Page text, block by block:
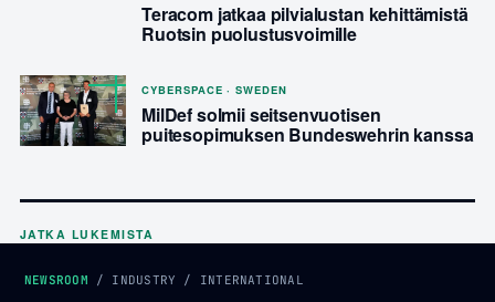
Teracom jatkaa pilvialustan kehittämistä
Ruotsin puolustusvoimille
CYBERSPACE · SWEDEN
MilDef solmii seitsenvuotisen
puitesopimuksen Bundeswehrin kanssa
JATKA LUKEMISTA
NEWSROOM / INDUSTRY / INTERNATIONAL